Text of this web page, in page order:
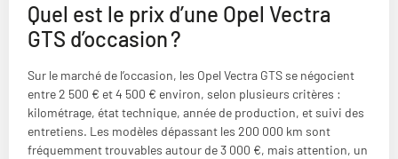
Quel est le prix d’une Opel Vectra
GTS d’occasion ?
Sur le marché de l’occasion, les Opel Vectra GTS se négocient
entre 2 500 € et 4 500 € environ, selon plusieurs critères :
kilométrage, état technique, année de production, et suivi des
entretiens. Les modèles dépassant les 200 000 km sont
fréquemment trouvables autour de 3 000 €, mais attention, un